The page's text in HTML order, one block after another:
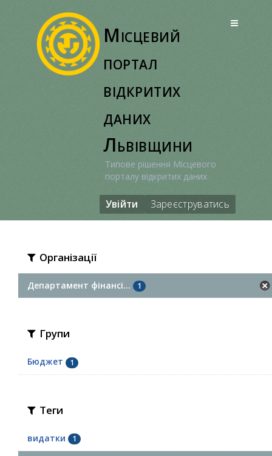
Місцевий
портал
відкритих
даних
Львівщини
Типове рішення Місцевого
порталу відкритих даних
Увійти Зареєструватись
Організації
Департамент фінансі... 1
Групи
Бюджет 1
Теги
видатки 1